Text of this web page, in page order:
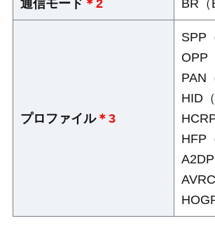
通信モード ＊2 BR
プロファイル＊3
SPP
OPP
PAN
HID
HFP